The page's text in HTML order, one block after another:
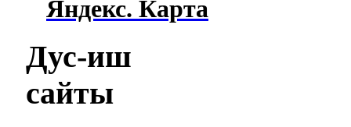
Яндекс. Карта
Дус-иш
сайты